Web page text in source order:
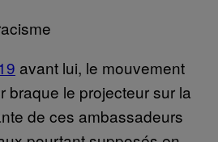
avant lui, le mouvement
braque le projecteur sur la
de ces ambassadeurs